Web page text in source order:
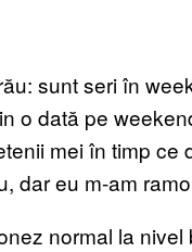
sunt seri în
o dată pe
mei în timp
dar eu m-am
normal la